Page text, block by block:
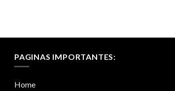
PAGINAS IMPORTANTES:
Home